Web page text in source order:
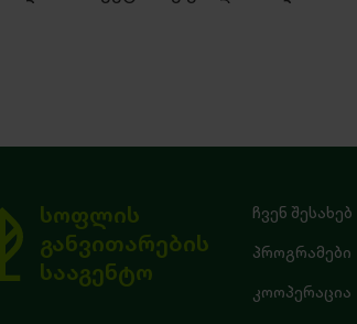
სოფლის
განვითარების
სააგენტო
ჩვენ შესახებ
პროგრამები
კოოპერაცია